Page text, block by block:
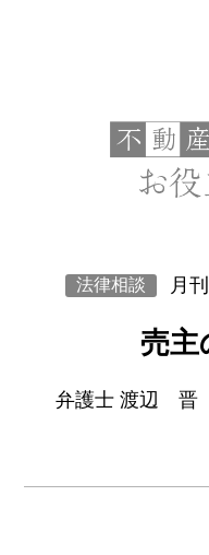
法律相談 月
売主
弁護士 渡辺 晋